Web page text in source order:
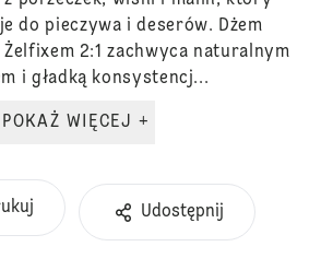
do pieczywa i deserów. Dżem
2:1 zachwyca naturalnym
i gładką konsystencj...
POKAŻ WIĘCEJ +
Udostępnij